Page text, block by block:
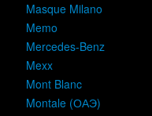
Masque Milano
Memo
Mercedes-Benz
Mexx
Mont Blanc
Montale (ОАЭ)